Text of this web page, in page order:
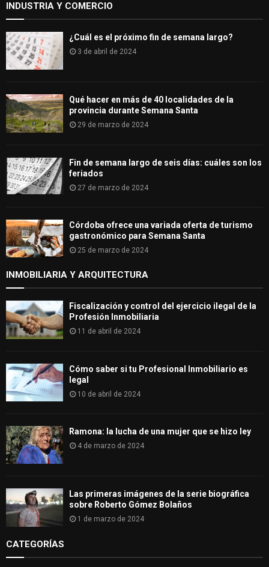
INDUSTRIA Y COMERCIO
¿Cuál es el próximo fin de semana largo?
3 de abril de 2024
Qué hacer en más de 40 localidades de la
provincia durante Semana Santa
29 de marzo de 2024
Fin de semana largo de seis días: cuáles son los
feriados
27 de marzo de 2024
Córdoba ofrece una variada oferta de turismo
gastronómico para Semana Santa
25 de marzo de 2024
INMOBILIARIA Y ARQUITECTURA
Fiscalización y control del ejercicio ilegal de la
Profesión Inmobiliaria
11 de abril de 2024
Cómo saber si tu Profesional Inmobiliario es
legal
10 de abril de 2024
Ramona: la lucha de una mujer que se hizo ley
4 de marzo de 2024
Las primeras imágenes de la serie biográfica
sobre Roberto Gómez Bolaños
1 de marzo de 2024
CATEGORÍAS